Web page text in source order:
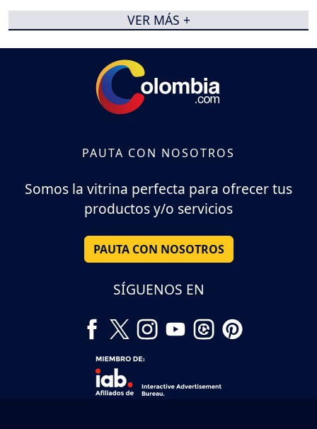
VER MÁS +
PAUTA CON NOSOTROS
Somos la vitrina perfecta para ofrecer tus
productos y/o servicios
PAUTA CON NOSOTROS
SÍGUENOS EN